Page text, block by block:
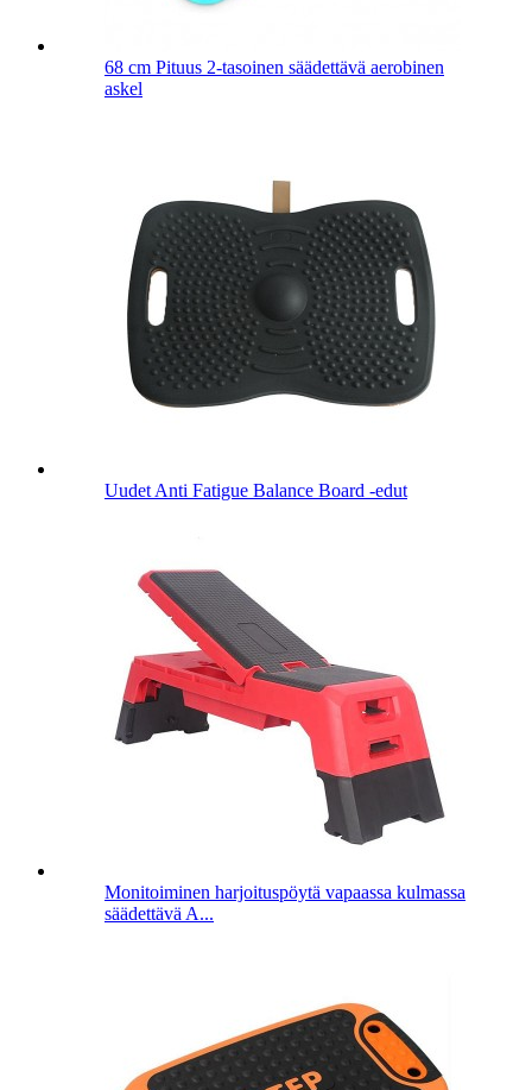
68 cm Pituus 2-tasoinen säädettävä aerobinen
askel
Uudet Anti Fatigue Balance Board -edut
Monitoiminen harjoituspöytä vapaassa kulmassa
säädettävä A...